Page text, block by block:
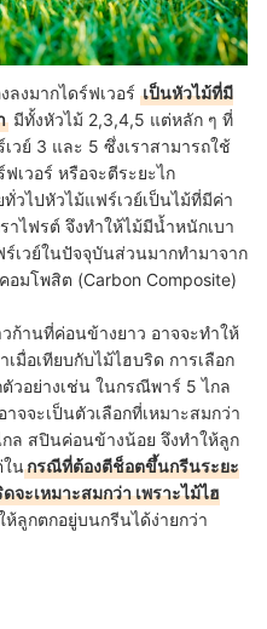
ลงมากไดร์ฟเวอร์ เป็นหัวไม้ที่มี
มีทั้งหัวไม้ 2,3,4,5 แต่หลัก ๆ ที่
ย์ 3 และ 5 ซึ่งเราสามารถใช้
เวอร์ หรือจะตีระยะไก
วไปหัวไม้แฟร์เวย์เป็นไม้ที่มีค่า
าไฟรต์ จึงทำให้ไม้มีน้ำหนักเบา
เวย์ในปัจจุบันส่วนมากทำมาจาก
อมโพสิต (Carbon Composite)
ก้านที่ค่อนข้างยาว อาจจะทำให้
มื่อเทียบกับไม้ไฮบริด การเลือก
วอย่างเช่น ในกรณีพาร์ 5 ไกล
จจะเป็นตัวเลือกที่เหมาะสมกว่า
กล สปินค่อนข้างน้อย จึงทำให้ลูก
ในกรณีที่ต้องตีช็อตขึ้นกรีนระยะ
จะเหมาะสมกว่า เพราะไม้ไฮ
ลูกตกอยู่บนกรีนได้ง่ายกว่า